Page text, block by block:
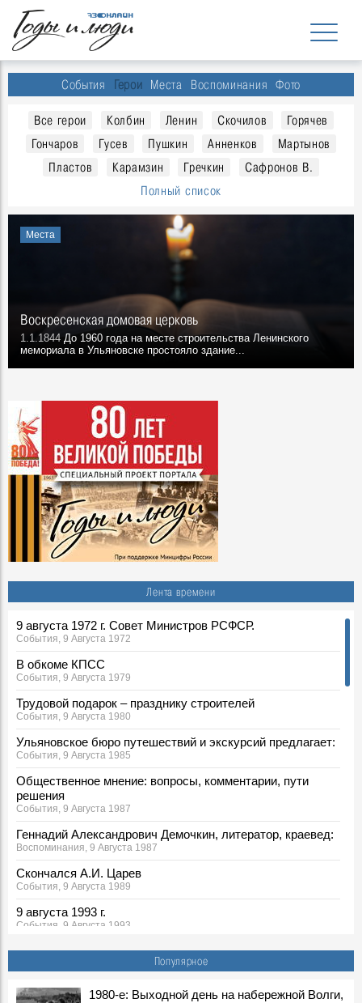
Лента времени
9 августа 1972 г. Совет Министров РСФСР.
События, 9 Августа 1972
В обкоме КПСС
События, 9 Августа 1979
Трудовой подарок – празднику строителей
События, 9 Августа 1980
Ульяновское бюро путешествий и экскурсий предлагает:
События, 9 Августа 1985
Общественное мнение: вопросы, комментарии, пути
решения
События, 9 Августа 1987
Геннадий Александрович Демочкин, литератор, краевед:
Воспоминания, 9 Августа 1987
Скончался А.И. Царев
События, 9 Августа 1989
9 августа 1993 г.
События, 9 Августа 1993
Зоя Михайловна Самсонова, заслуженная артистка РФ,
актриса Ульяновского театра драмы:
События Герои Места Воспоминания Фото
Все герои Колбин Ленин Скочилов
Горячев
Гончаров
Гусев Пушкин Анненков
Мартынов
Пластов
Карамзин Гречкин
Сафронов В.
Полный список
Места
Воскресенская домовая церковь
1.1.1844 До 1960 года на месте строительства Ленинского
мемориала в Ульяновске простояло здание...
Популярное
1980-е: Выходной день на набережной Волги,